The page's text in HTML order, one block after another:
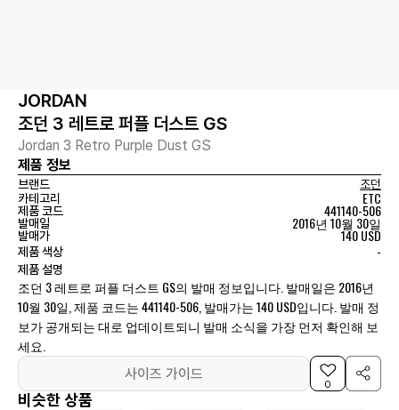
JORDAN
조던 3 레트로 퍼플 더스트 GS
Jordan 3 Retro Purple Dust GS
제품 정보
브랜드
조던
카테고리
ETC
제품 코드 441140-506
발매일 2016년 10월 30일
발매가 140 USD
제품 색상 -
제품 설명
조던 3 레트로 퍼플 더스트 GS의 발매 정보입니다. 발매일은 2016년
10월 30일, 제품 코드는 441140-506, 발매가는 140 USD입니다. 발매 정
보가 공개되는 대로 업데이트되니 발매 소식을 가장 먼저 확인해 보
세요.
사이즈 가이드
0
비슷한 상품